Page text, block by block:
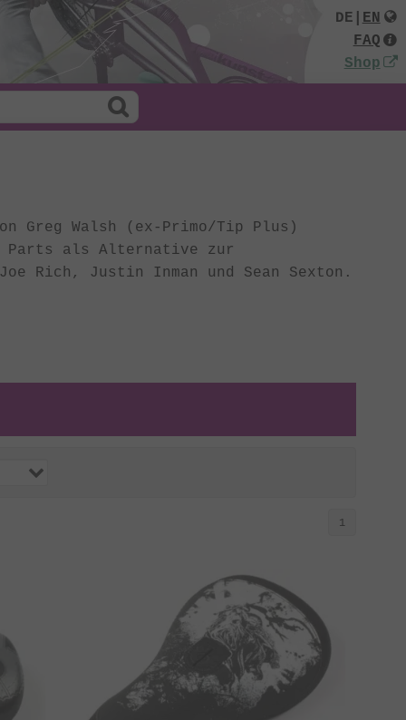
DE
EN
FAQ
Shop
Greg Walsh (ex-Primo/Tip Plus)
Parts als Alternative zur
Rich, Justin Inman und Sean Sexton.
1